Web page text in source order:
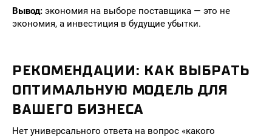
Вывод: экономия на выборе поставщика — это не
экономия, а инвестиция в будущие убытки.
РЕКОМЕНДАЦИИ: КАК ВЫБРАТЬ
ОПТИМАЛЬНУЮ МОДЕЛЬ ДЛЯ
ВАШЕГО БИЗНЕСА
Нет универсального ответа на вопрос «какого